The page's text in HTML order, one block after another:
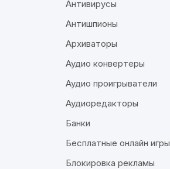
Антивирусы
Антишпионы
Архиваторы
Аудио конвертеры
Аудио проигрыватели
Аудиоредакторы
Банки
Бесплатные онлайн игры
Блокировка рекламы